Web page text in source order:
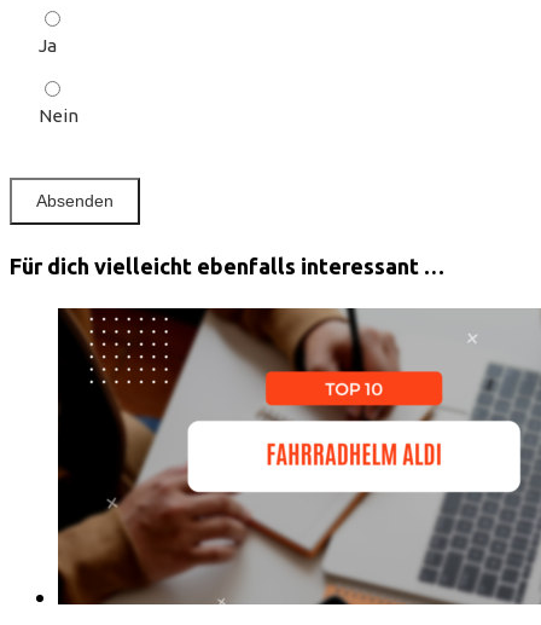
Ja
Nein
Für dich vielleicht ebenfalls interessant …